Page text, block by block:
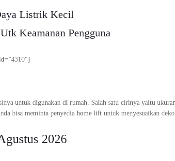
Listrik Kecil
Keamanan Pengguna
untuk digunakan di rumah. Salah satu cirinya yaitu
bisa meminta penyedia home lift untuk menyesuaikan
2026